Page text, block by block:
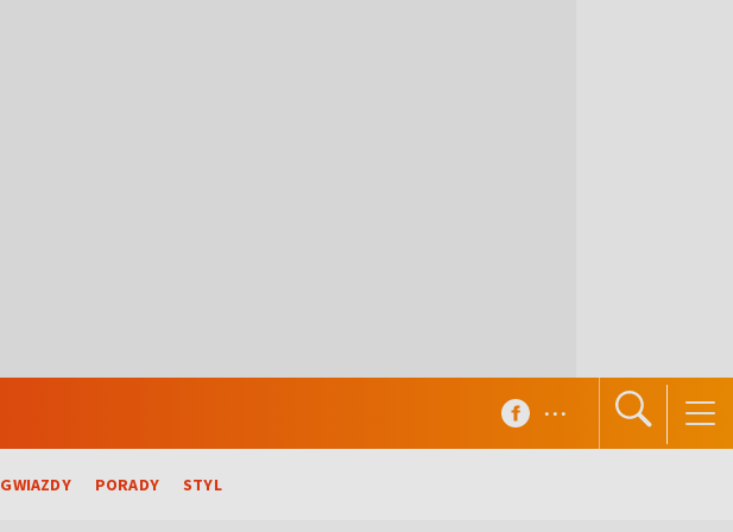
GWIAZDY PORADY STYL
...